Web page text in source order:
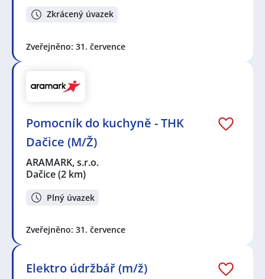
Zkrácený úvazek
Zveřejněno: 31. července
Pomocník do kuchyně - THK
Dačice (M/Ž)
ARAMARK, s.r.o.
Dačice(2 km)
Plný úvazek
Zveřejněno: 31. července
Elektro údržbář (m/ž)